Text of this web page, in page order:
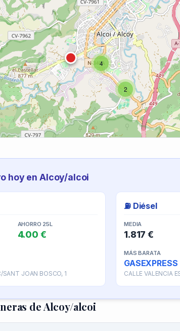
2
4
hoy en Alcoy/alcoi
AHORRO 25L
4.00 €
SANT JOAN BOSCO, 1
⛽ Diésel
MEDIA
1.817 €
MÁS BARATA
GASEXPRESS
CALLE VALENCIA
de Alcoy/alcoi